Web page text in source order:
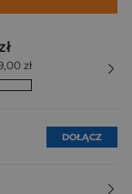
zł
DOŁĄCZ